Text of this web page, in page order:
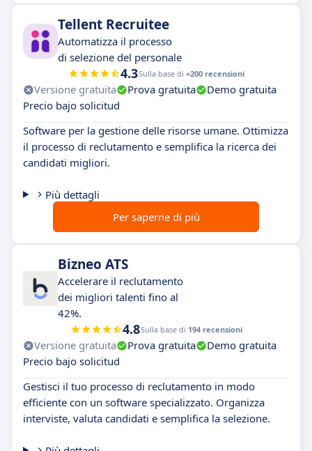
Tellent Recruitee
Automatizza il processo
di selezione del personale
4.3Sulla base di +200 recensioni
Versione gratuita Prova gratuita
Demo gratuita
Precio bajo solicitud
Software per la gestione delle risorse umane. Ottimizza
il processo di reclutamento e semplifica la ricerca dei
candidati migliori.
Più dettagli
Per saperne di più
Bizneo ATS
Accelerare il reclutamento
dei migliori talenti fino al
42%.
4.8Sulla base di 194 recensioni
Versione gratuita Prova gratuita
Demo gratuita
Precio bajo solicitud
Gestisci il tuo processo di reclutamento in modo
efficiente con un software specializzato. Organizza
interviste, valuta candidati e semplifica la selezione.